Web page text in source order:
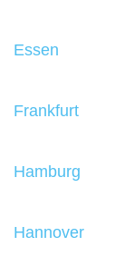
Essen
Frankfurt
Hamburg
Hannover